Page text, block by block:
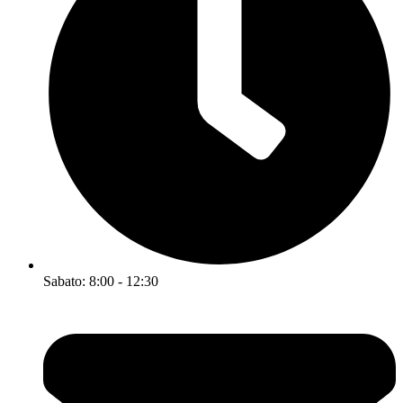
Sabato: 8:00 - 12:30